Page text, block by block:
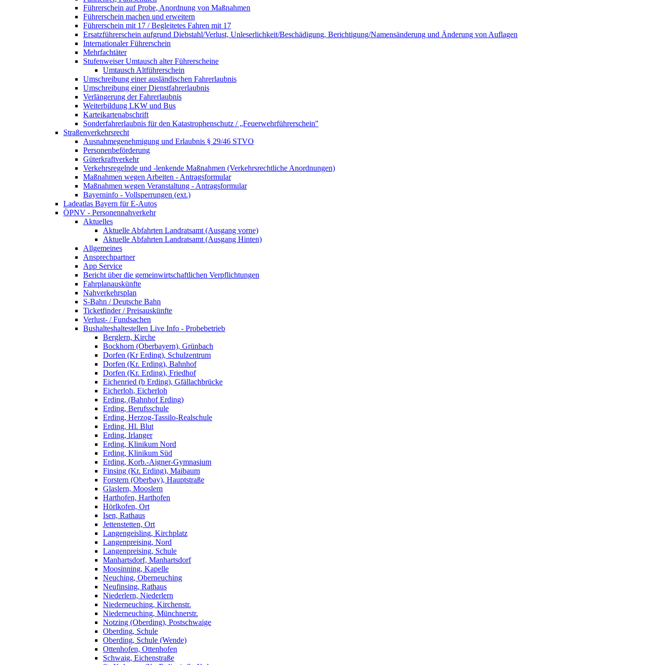
Führerschein auf Probe, Anordnung von Maßnahmen
Führerschein machen und erweitern
Führerschein mit 17 / Begleitetes Fahren mit 17
Ersatzführerschein aufgrund Diebstahl/Verlust, Unleserlichkeit/Beschädigung, Berichtigung/Namensänderung und Änderung von Auflagen
Internationaler Führerschein
Mehrfachtäter
Stufenweiser Umtausch alter Führerscheine
Umtausch Altführerschein
Umschreibung einer ausländischen Fahrerlaubnis
Umschreibung einer Dienstfahrerlaubnis
Verlängerung der Fahrerlaubnis
Weiterbildung LKW und Bus
Karteikartenabschrift
Sonderfahrerlaubnis für den Katastrophenschutz / „Feuerwehrführerschein"
Straßenverkehrsrecht
Ausnahmegenehmigung und Erlaubnis § 29/46 STVO
Personenbeförderung
Güterkraftverkehr
Verkehrsregelnde und -lenkende Maßnahmen (Verkehrsrechtliche Anordnungen)
Maßnahmen wegen Arbeiten - Antragsformular
Maßnahmen wegen Veranstaltung - Antragsformular
Bayerninfo - Vollsperrungen (ext.)
Ladeatlas Bayern für E-Autos
ÖPNV - Personennahverkehr
Aktuelles
Aktuelle Abfahrten Landratsamt (Ausgang vorne)
Aktuelle Abfahrten Landratsamt (Ausgang Hinten)
Allgemeines
Ansprechpartner
App Service
Bericht über die gemeinwirtschaftlichen Verpflichtungen
Fahrplanauskünfte
Nahverkehrsplan
S-Bahn / Deutsche Bahn
Ticketfinder / Preisauskünfte
Verlust- / Fundsachen
Bushalteshaltestellen Live Info - Probebetrieb
Berglern, Kirche
Bockhorn (Oberbayern), Grünbach
Dorfen (Kr Erding), Schulzentrum
Dorfen (Kr. Erding), Bahnhof
Dorfen (Kr. Erding), Friedhof
Eichenried (b Erding), Gfällachbrücke
Eicherloh, Eicherloh
Erding, (Bahnhof Erding)
Erding, Berufsschule
Erding, Herzog-Tassilo-Realschule
Erding, Hl. Blut
Erding, Irlanger
Erding, Klinikum Nord
Erding, Klinikum Süd
Erding, Korb.-Aigner-Gymnasium
Finsing (Kr. Erding), Maibaum
Forstern (Oberbay), Hauptstraße
Glaslern, Mooslern
Harthofen, Harthofen
Hörlkofen, Ort
Isen, Rathaus
Jettenstetten, Ort
Langengeisling, Kirchplatz
Langenpreising, Nord
Langenpreising, Schule
Manhartsdorf, Manhartsdorf
Moosinning, Kapelle
Neuching, Oberneuching
Neufinsing, Rathaus
Niederlern, Niederlern
Niederneuching, Kirchenstr.
Niederneuching, Münchnerstr.
Notzing (Oberding), Postschwaige
Oberding, Schule
Oberding, Schule (Wende)
Ottenhofen, Ottenhofen
Schwaig, Eichenstraße